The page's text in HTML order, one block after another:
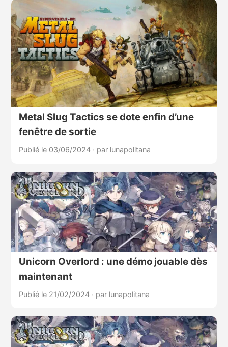
Metal Slug Tactics se dote enfin d’une
fenêtre de sortie
Publié le 03/06/2024 · par lunapolitana
Unicorn Overlord : une démo jouable dès
maintenant
Publié le 21/02/2024 · par lunapolitana